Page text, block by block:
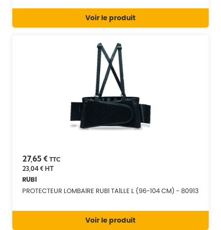
Voir le produit
27,65 € TTC
23,04 €HT
RUBI
PROTECTEUR LOMBAIRE RUBI TAILLE L (96-104 CM) - 80913
Voir le produit